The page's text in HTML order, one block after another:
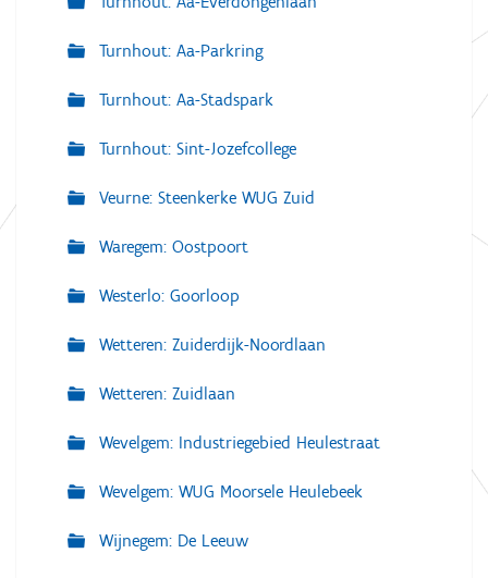
Turnhout: Aa-Parkring
Turnhout: Aa-Stadspark
Turnhout: Sint-Jozefcollege
Veurne: Steenkerke WUG Zuid
Waregem: Oostpoort
Westerlo: Goorloop
Wetteren: Zuiderdijk-Noordlaan
Wetteren: Zuidlaan
Wevelgem: Industriegebied Heulestraat
Wevelgem: WUG Moorsele Heulebeek
Wijnegem: De Leeuw